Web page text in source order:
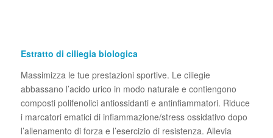
Estratto di ciliegia biologica
Massimizza le tue prestazioni sportive. Le ciliegie
abbassano l’acido urico in modo naturale e contiengono
composti polifenolici antiossidanti e antinfiammatori. Riduce
i marcatori ematici di infiammazione/stress ossidativo dopo
l’allenamento di forza e l’esercizio di resistenza. Allevia